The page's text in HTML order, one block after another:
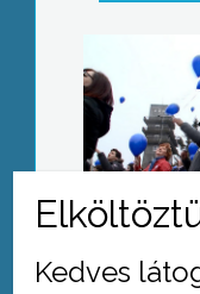
Kedves